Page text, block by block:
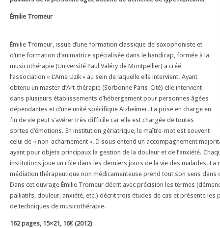
Émilie Tromeur
Émilie Tromeur, issue d’une formation classique de saxophoniste et
d’une formation d’animatrice spécialisée dans le handicap, formée à la
musicothérapie (Université Paul Valéry de Montpellier) a créé
l’association « L’Ame Uzik » au sein de laquelle elle intervient. Ayant
obtenu un master d’Art-thérapie (Sorbonne Paris-Cité) elle intervient
dans plusieurs établissements d’hébergement pour personnes âgées
dépendantes et d’une unité spécifique Alzheimer. La prise en charge en
fin de vie peut s’avérer très difficile car elle est chargée de toutes
sortes d’émotions. En institution gériatrique, le maître-mot est souvent
celui de « non-acharnement ». Il sous entend un accompagnement
ayant pour objets principaux la gestion de la douleur et de l’anxiété.
institutions joue un rôle dans les derniers jours de la vie des malades. La
médiation thérapeutique non médicamenteuse prend tout son sens dans
Dans cet ouvrage Émilie Tromeur décrit avec précision les termes
palliatifs, douleur, anxiété, etc.) décrit trois études de cas et présente les
de techniques de musicothérapie.
162 pages, 15×21, 16€ (2012)